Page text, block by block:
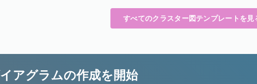
すべてのクラスター図テンプレートを見
アグラムの作成を開始